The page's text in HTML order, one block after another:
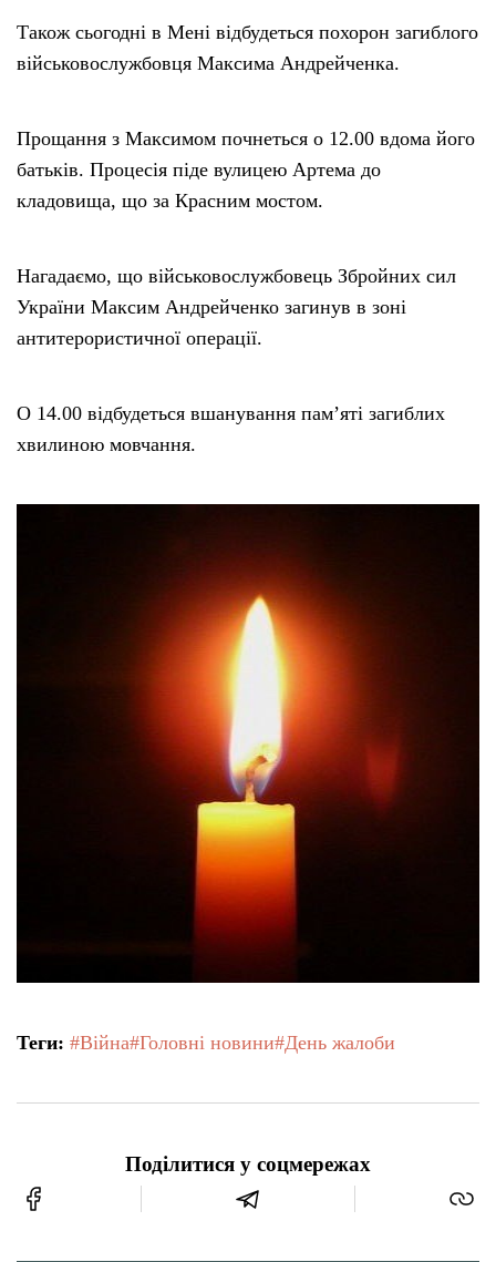
Також сьогодні в Мені відбудеться похорон загиблого
військовослужбовця Максима Андрейченка.
Прощання з Максимом почнеться о 12.00 вдома його
батьків. Процесія піде вулицею Артема до
кладовища, що за Красним мостом.
Нагадаємо, що військовослужбовець Збройних сил
України Максим Андрейченко загинув в зоні
антитерористичної операції.
О 14.00 відбудеться вшанування пам’яті загиблих
хвилиною мовчання.
Теги: #Війна#Головні новини#День жалоби
Поділитися у соцмережах